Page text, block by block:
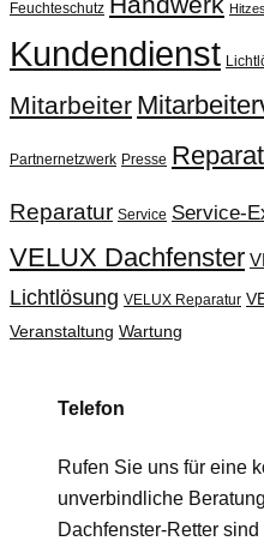
Feuchteschutz
Kundendienst
Mitarbeiter
Partnernetzwerk Presse
Reparatur Service Service-
VELUX Dachfenster
Lichtlösung VELUX Reparatur
Veranstaltung Wartung
Telefon
Rufen Sie uns für eine
unverbindliche
Dachfenster-Retter sind